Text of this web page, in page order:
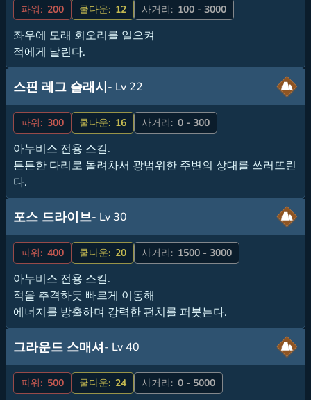
파워: 200 쿨다운: 12 사거리: 100 - 3000
좌우에 모래 회오리를 일으켜
적에게 날린다.
스핀 레그 슬래시- Lv 22
파워: 300 쿨다운: 16 사거리: 0 - 300
아누비스 전용 스킬.
튼튼한 다리로 돌려차서 광범위한 주변의 상대를 쓰러뜨린
다.
포스 드라이브- Lv 30
파워: 400 쿨다운: 20 사거리: 1500 - 3000
아누비스 전용 스킬.
적을 추격하듯 빠르게 이동해
에너지를 방출하며 강력한 펀치를 퍼붓는다.
그라운드 스매셔- Lv 40
파워: 500 쿨다운: 24 사거리: 0 - 5000